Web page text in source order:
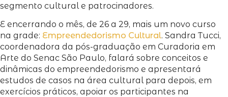
segmento cultural e patrocinadores.
E encerrando o mês, de 26 a 29, mais um novo curso
na grade: Empreendedorismo Cultural. Sandra Tucci,
coordenadora da pós-graduação em Curadoria em
Arte do Senac São Paulo, falará sobre conceitos e
dinâmicas do empreendedorismo e apresentará
estudos de casos na área cultural para depois, em
exercícios práticos, apoiar os participantes na